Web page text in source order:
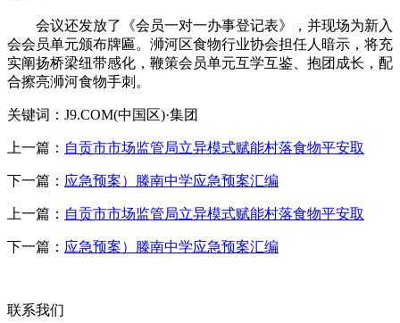
会议还发放了《会员一对一办事登记表》，并现场为新入
会会员单元颁布牌匾。浉河区食物行业协会担任人暗示，将充
实阐扬桥梁纽带感化，鞭策会员单元互学互鉴、抱团成长，配
合擦亮浉河食物手刺。
关键词：J9.COM(中国区)·集团
上一篇： 自贡市市场监管局立异模式赋能村落食物平安取
下一篇： 应急预案）滕南中学应急预案汇编
上一篇： 自贡市市场监管局立异模式赋能村落食物平安取
下一篇： 应急预案）滕南中学应急预案汇编
联系我们